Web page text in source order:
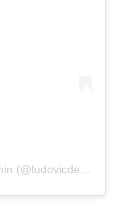
Un post condiviso da Ludovic de Saint Sernin (@ludovicdesaintsernin)